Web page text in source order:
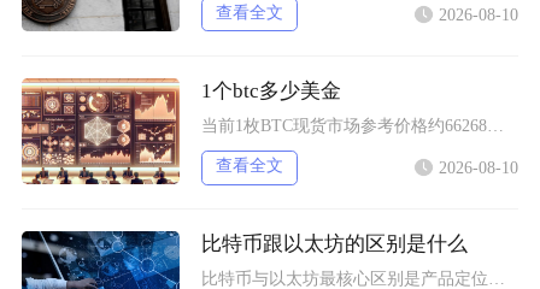
查看全文 2026-08-10
1个btc多少美金
查看全文 2026-08-10
比特币跟以太坊的区别是什么
比特币与以太坊最核心区别是产品定位不同，比特币主打去中心化数字黄金与价值存储，仅聚焦资产转